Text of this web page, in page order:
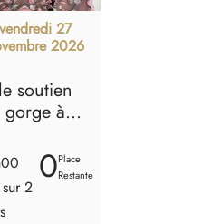
vendredi 27
2026
le soutien
gorge à
et 28
novembre
2026
2 0Place
Restante